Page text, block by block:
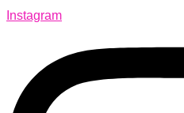
Instagram